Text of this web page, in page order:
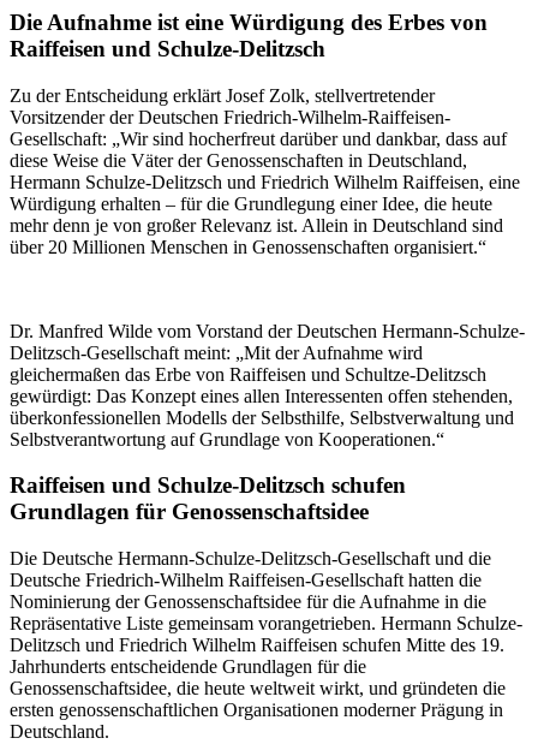
Die Aufnahme ist eine Würdigung des Erbes von
Raiffeisen und Schulze-Delitzsch
Zu der Entscheidung erklärt Josef Zolk, stellvertretender
Vorsitzender der Deutschen Fried­rich-Wilhelm-Raiffeisen-
Gesellschaft: „Wir sind hocherfreut darüber und dankbar, dass auf
diese Weise die Väter der Genossenschaften in Deutschland,
Hermann Schulze-Delitzsch und Friedrich Wilhelm Raiffeisen, eine
Würdigung erhalten – für die Grundlegung einer Idee, die heute
mehr denn je von großer Relevanz ist. Allein in Deutschland sind
über 20 Millionen Menschen in Genossenschaften organisiert.“
Dr. Manfred Wilde vom Vorstand der Deutschen Hermann-Schulze-
Delitzsch-Gesellschaft meint: „Mit der Aufnahme wird
gleichermaßen das Erbe von Raiffeisen und Schultze-De­litzsch
gewürdigt: Das Konzept eines allen Interessenten offen stehenden,
überkonfessio­nellen Modells der Selbsthilfe, Selbstverwaltung und
Selbstverantwortung auf Grundlage von Kooperationen.“
Raiffeisen und Schulze-Delitzsch schufen
Grundlagen für Genossenschaftsidee
Die Deutsche Hermann-Schulze-Delitzsch-Gesellschaft und die
Deutsche Friedrich-Wilhelm Raiffeisen-Gesellschaft hatten die
Nominierung der Genossenschaftsidee für die Aufnahme in die
Repräsentative Liste gemeinsam vorangetrieben. Hermann Schulze-
Delitzsch und Fried­rich Wilhelm Raiffeisen schufen Mitte des 19.
Jahrhunderts entscheidende Grundlagen für die
Genossenschaftsidee, die heute weltweit wirkt, und gründeten die
ersten genos­senschaftlichen Organisationen moderner Prägung in
Deutschland.